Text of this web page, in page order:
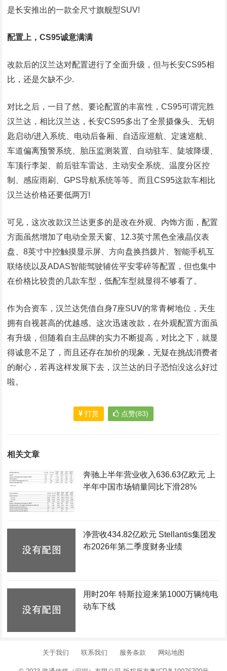
是长安推出的一款全尺寸旗舰型SUV!
配置上，CS95诚意满满
改款后的汉兰达对配置进行了全面升级，但与长安CS95相
比，还是欠缺不少.
对比之后，一目了然。要论配置的丰富性，CS95可谓完胜
汉兰达，相比汉兰达，长安CS95多出了全景摄像头、无钥
匙启动/进入系统、电动后备厢、自适应巡航、定速巡航、
车道偏离预警系统、胎压监测装置、自动驻车、陡坡降缓、
车顶行李架、前后驻车雷达、主动安全系统、温度分区控
制、感应雨刷、GPS导航系统等等。而且CS95这款车相比
汉兰达价格还要低两万!
可见，这次改款汉兰达更多的是改在外观、内饰方面，配置
方面虽然增加了电动全景天窗、12.3英寸黑色全液晶仪表
盘、8英寸中控触摸显示屏、方向盘换挡拨片、智能手机互
联络统以及ADAS智能驾驶辅佐平安零碎等配置，但也集中
在价格比较贵的几款车型，低配车型就显得不够看了。
作为合资车，汉兰达凭借自身7座SUV的常青树地位，天生
拥有自视甚高的优越感。这次迅速改款，在外观配置方面虽
有升级，但随着自主品牌的实力不断提高，对比之下，就显
得诚意不足了，而且还存在加价的现象，无疑在挑战消费者
的耐心，若再这样发展下去，汉兰达的日子恐怕没这么好过
啦。
打赏 点赞(83)
相关文章
奔驰上半年营业收入636.63亿欧元 上
半年中国市场销量同比下滑28%
净营收434.82亿欧元 Stellantis集团发
布2026年第二季度财务业绩
用时20年 特斯拉迎来第1000万辆纯电
动车下线
关于我们 联系我们 服务条款 网站地图